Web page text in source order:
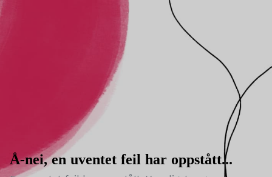
Å-nei, en uventet feil har oppstått...